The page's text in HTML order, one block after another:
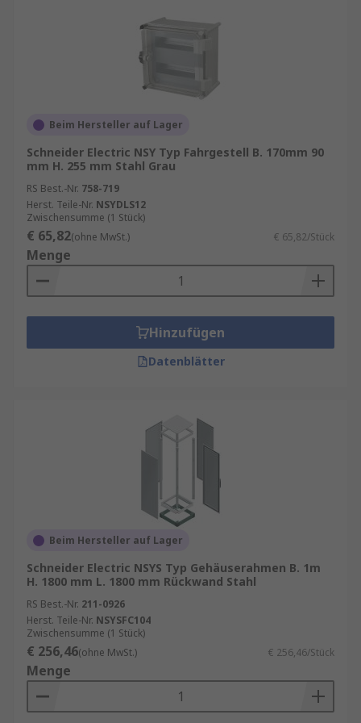
individuelle Anpassungen ermöglichen.
Ein weiterer wichtiger Faktor ist die
Montage, leicht zugängliche Anschlüsse und gut
den Aufbau und die Wartung eines Computers
erheblich erleichtern.
Beim Hersteller auf Lager
Schneider Electric NSY Typ Fahrgestell B. 170mm 90
mm H. 255 mm Stahl Grau
RS Best.-Nr. 758-719
Herst. Teile-Nr. NSYDLS12
Zwischensumme (1 Stück)
€ 65,82(ohne MwSt.) € 65,82/Stück
Menge
Hinzufügen
Datenblätter
Beim Hersteller auf Lager
Schneider Electric NSYS Typ Gehäuserahmen B. 1m
H. 1800 mm L. 1800 mm Rückwand Stahl
RS Best.-Nr. 211-0926
Herst. Teile-Nr. NSYSFC104
Zwischensumme (1 Stück)
€ 256,46(ohne MwSt.) € 256,46/Stück
Menge